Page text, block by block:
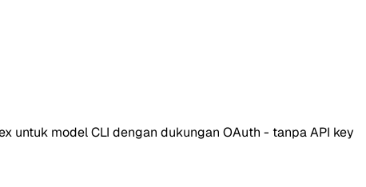
untuk model CLI dengan dukungan OAuth - tanpa API key